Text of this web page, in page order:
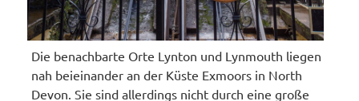
Die benachbarte Orte Lynton und Lynmouth liegen
nah beieinander an der Küste Exmoors in North
Devon. Sie sind allerdings nicht durch eine große